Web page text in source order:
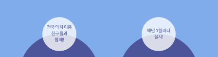
전국의 차이홍
친구들과
함께!
매년 1월마다
실시!